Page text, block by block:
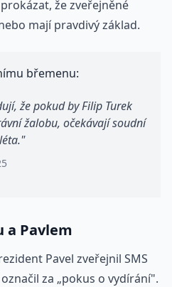
že zveřejněné
mají pravdivý základ.
břemenu:
že pokud by Filip Turek
žalobu, očekávají soudní
a Pavlem
Pavel zveřejnil SMS
za „pokus o vydírání".